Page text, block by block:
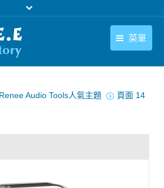
菜單
繁體中文
Renee Audio Tools人氣主題 頁面 14